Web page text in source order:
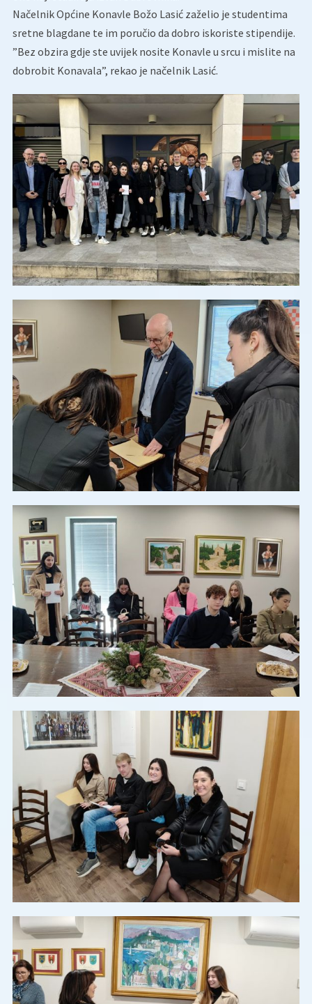
Načelnik Općine Konavle Božo Lasić zaželio je studentima
sretne blagdane te im poručio da dobro iskoriste stipendije.
”Bez obzira gdje ste uvijek nosite Konavle u srcu i mislite na
dobrobit Konavala”, rekao je načelnik Lasić.